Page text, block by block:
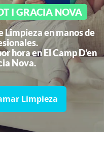
I GRACIA NOVA
Limpieza en manos de
hora enEl Camp D’en
Nova.
Limpieza